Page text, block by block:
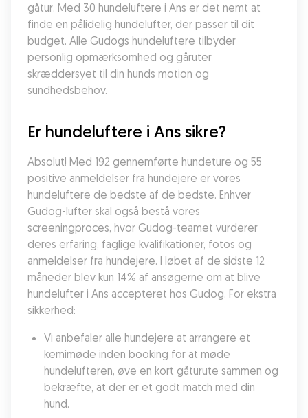
gåtur. Med 30 hundeluftere i Ans er det nemt at
finde en pålidelig hundelufter, der passer til dit
budget. Alle Gudogs hundeluftere tilbyder
personlig opmærksomhed og gåruter
skræddersyet til din hunds motion og
sundhedsbehov.
Er hundeluftere i Ans sikre?
Absolut! Med 192 gennemførte hundeture og 55
positive anmeldelser fra hundejere er vores
hundeluftere de bedste af de bedste. Enhver
Gudog-lufter skal også bestå vores
screeningproces, hvor Gudog-teamet vurderer
deres erfaring, faglige kvalifikationer, fotos og
anmeldelser fra hundejere. I løbet af de sidste 12
måneder blev kun 14% af ansøgerne om at blive
hundelufter i Ans accepteret hos Gudog. For ekstra
sikkerhed:
Vi anbefaler alle hundejere at arrangere et
kemimøde inden booking for at møde
hundelufteren, øve en kort gåturute sammen og
bekræfte, at der er et godt match med din
hund.